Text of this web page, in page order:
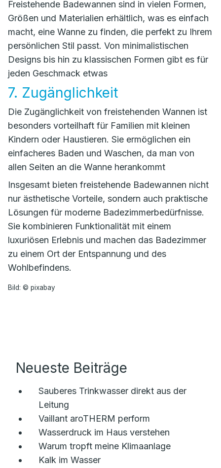
Freistehende Badewannen sind in vielen Formen,
Größen und Materialien erhältlich, was es einfach
macht, eine Wanne zu finden, die perfekt zu Ihrem
persönlichen Stil passt. Von minimalistischen
Designs bis hin zu klassischen Formen gibt es für
jeden Geschmack etwas
7. Zugänglichkeit
Die Zugänglichkeit von freistehenden Wannen ist
besonders vorteilhaft für Familien mit kleinen
Kindern oder Haustieren. Sie ermöglichen ein
einfacheres Baden und Waschen, da man von
allen Seiten an die Wanne herankommt
Insgesamt bieten freistehende Badewannen nicht
nur ästhetische Vorteile, sondern auch praktische
Lösungen für moderne Badezimmerbedürfnisse.
Sie kombinieren Funktionalität mit einem
luxuriösen Erlebnis und machen das Badezimmer
zu einem Ort der Entspannung und des
Wohlbefindens.
Bild: © pixabay
Neueste Beiträge
Sauberes Trinkwasser direkt aus der
Leitung
Vaillant aroTHERM perform
Wasserdruck im Haus verstehen
Warum tropft meine Klimaanlage
Kalk im Wasser